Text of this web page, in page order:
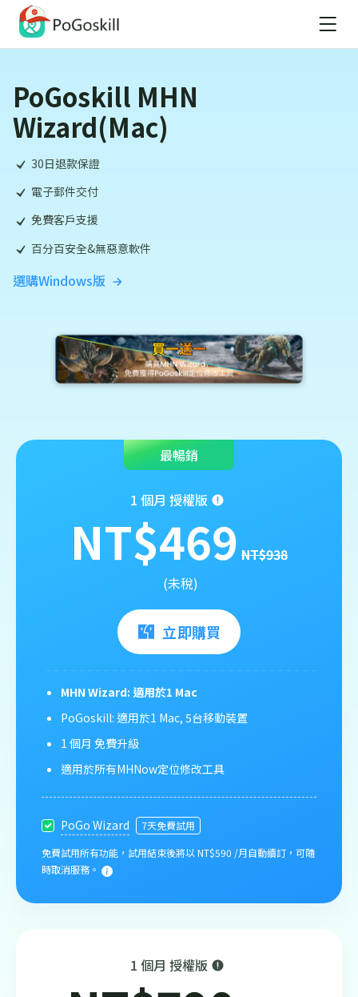
PoGoskill MHN
Wizard(Mac)
30日退款保證
電子郵件交付
免費客戶支援
百分百安全&無惡意軟件
選購Windows版
最暢銷
1 個月 授權版
NT$469 NT$938
(未稅)
立即購買
MHN Wizard: 適用於1 Mac
PoGoskill: 適用於1 Mac, 5台移動裝置
1 個月 免費升級
適用於所有MHNow定位修改工具
PoGo Wizard
7天免費試用
免費試用所有功能，試用結束後將以 NT$590 /月自動續訂，可隨
時取消服務。
1 個月 授權版